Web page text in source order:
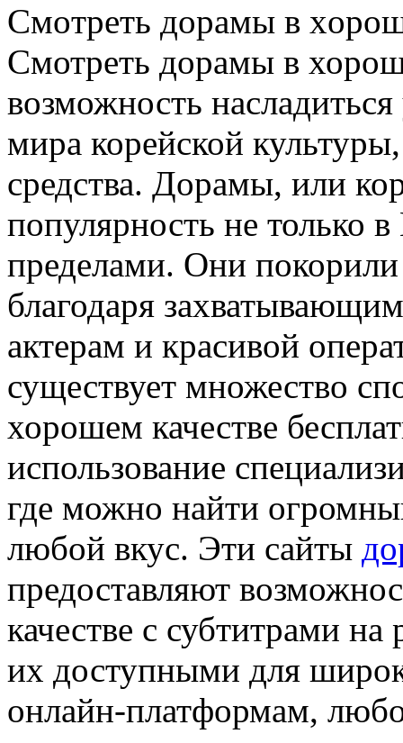
Смoтрeть дoрaмы в
Смотреть дорамы в
возможность
мира корейской
средства. Дорамы, или
популярность не только
пределами. Они
благодаря
актерам и красивой
существует множество
хорошем качестве
использование
где можно найти
любой вкус. Эти сайты
предоставляют
качестве с субтитрами
их доступными для
онлайн-платформам,